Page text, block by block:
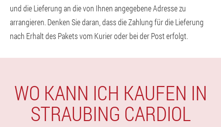
und die Lieferung an die von Ihnen angegebene Adresse zu
arrangieren. Denken Sie daran, dass die Zahlung für die Lieferung
nach Erhalt des Pakets vom Kurier oder bei der Post erfolgt.
WO KANN ICH KAUFEN IN
STRAUBING CARDIOL